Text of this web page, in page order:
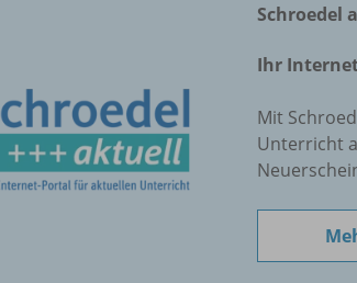
Schroedel
Ihr
Mit
Unterricht